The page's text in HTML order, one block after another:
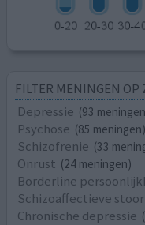
FILTER MENINGEN OP
Depressie (93
Psychose (85 meningen)
Schizofrenie (33
Onrust (24 meningen)
Borderline
Schizoaffectieve
Chronische depressie